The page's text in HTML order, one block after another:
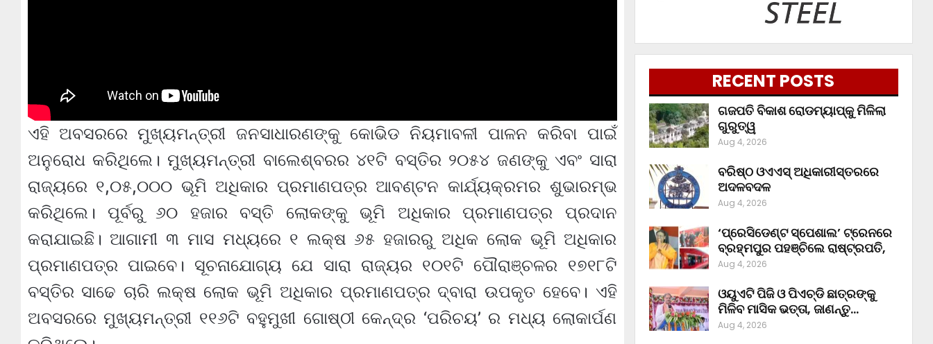
ଏହି ଅବସରରେ ମୁଖ୍ୟମନ୍ତ୍ରୀ ଜନସାଧାରଣଙ୍କୁ କୋଭିଡ ନିୟମାବଳୀ ପାଳନ କରିବା ପାଇଁ
ଅନୁରୋଧ କରିଥିଲେ। ମୁଖ୍ୟମନ୍ତ୍ରୀ ବାଲେଶ୍ବରର ୪୧ଟି ବସ୍ତିର ୨୦୫୪ ଜଣଙ୍କୁ ଏବଂ ସାରା
ରାଜ୍ୟରେ ୧,୦୫,୦୦୦ ଭୂମି ଅଧିକାର ପ୍ରମାଣପତ୍ର ଆବଣ୍ଟନ କାର୍ଯ୍ୟକ୍ରମର ଶୁଭାରମ୍ଭ
କରିଥିଲେ। ପୂର୍ବରୁ ୬୦ ହଜାର ବସ୍ତି ଲୋକଙ୍କୁ ଭୂମି ଅଧିକାର ପ୍ରମାଣପତ୍ର ପ୍ରଦାନ
କରାଯାଇଛି। ଆଗାମୀ ୩ ମାସ ମଧ୍ୟରେ ୧ ଲକ୍ଷ ୬୫ ହଜାରରୁ ଅଧିକ ଲୋକ ଭୂମି ଅଧିକାର
ପ୍ରମାଣପତ୍ର ପାଇବେ। ସୂଚନାଯୋଗ୍ୟ ଯେ ସାରା ରାଜ୍ୟର ୧୦୧ଟି ପୌରାଞ୍ଚଳର ୧୭୧୮ଟି
ବସ୍ତିର ସାଢେ ଚାରି ଲକ୍ଷ ଲୋକ ଭୂମି ଅଧିକାର ପ୍ରମାଣପତ୍ର ଦ୍ବାରା ଉପକୃତ ହେବେ। ଏହି
ଅବସରରେ ମୁଖ୍ୟମନ୍ତ୍ରୀ ୧୧୬ଟି ବହୁମୁଖୀ ଗୋଷ୍ଠୀ କେନ୍ଦ୍ର ‘ପରିଚୟ’ ର ମଧ୍ୟ ଲୋକାର୍ପଣ
RECENT POSTS
ଗଜପତି ବିକାଶ ରୋଡମ୍ୟାପ୍‌କୁ ମିଳିଲା
ଗୁରୁତ୍ୱ
Aug 4, 2026
ବରିଷ୍ଠ ଓଏଏସ୍‌ ଅଧିକାରୀସ୍ତରରେ
ଅଦଳବଦଳ
Aug 4, 2026
‘ପ୍ରେସିଡେଣ୍ଟ ସ୍ପେଶାଲ’ ଟ୍ରେନରେ
ବ୍ରହ୍ମପୁର ପହଞ୍ଚିଲେ ରାଷ୍ଟ୍ରପତି,
Aug 4, 2026
ଓୟୁଏଟି ପିଜି ଓ ପିଏଚ୍‌ଡି ଛାତ୍ରଙ୍କୁ
ମିଳିବ ମାସିକ ଭତ୍ତା, ଜାଣନ୍ତୁ…
Aug 4, 2026